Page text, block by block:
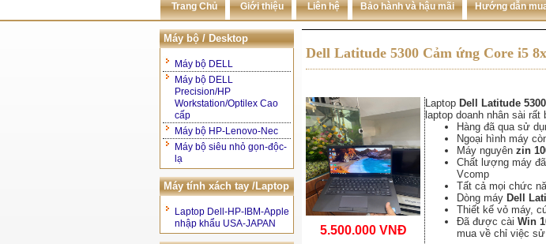
Trang Chủ Giới thiệu Liên hệ Bảo hành và hậu mãi Hướng dẫn
Máy bộ / Desktop
Máy bộ DELL
Máy bộ DELL
Precision/HP
Workstation/Optilex Cao
cấp
Máy bộ HP-Lenovo-Nec
Máy bộ siêu nhỏ gọn-độc-
lạ
Máy tính xách tay /Laptop
Laptop Dell-HP-IBM-Apple
nhập khẩu USA-JAPAN
Dell Latitude 5300 Cảm ứng Core i5
5.500.000 VNĐ
Laptop Dell Latitude
laptop doanh nhân sài rất
Hàng đã qua sử
Ngoại hình máy
Máy nguyên zin
Chất lượng máy
Vcomp
Tất cả mọi chức
Dòng máy Dell
Thiết kế vỏ máy,
Đã được cài Win
mua về chỉ việc